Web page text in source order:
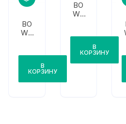
BO
WA
В
КОРЗИНУ
BO
WA
В
КОРЗИНУ